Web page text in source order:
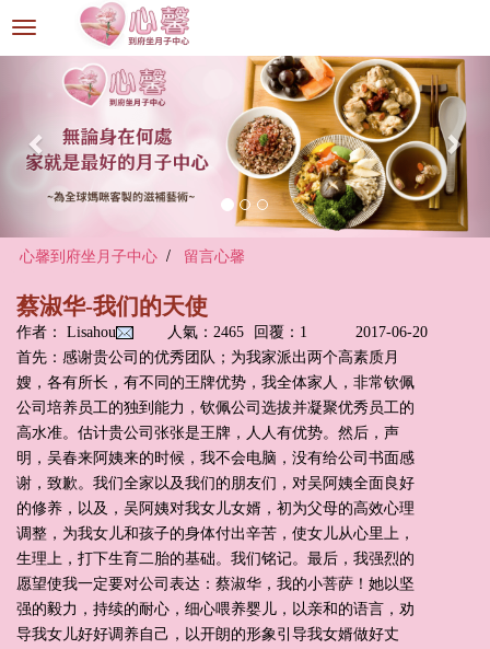
選
單
心馨到府坐月子中心 留言心馨
蔡淑华-我们的天使
作者： Lisahou 人氣：2465 回覆：1
2017-06-20
首先：感谢贵公司的优秀团队；为我家派出两个高素质月
嫂，各有所长，有不同的王牌优势，我全体家人，非常钦佩
公司培养员工的独到能力，钦佩公司选拔并凝聚优秀员工的
高水准。估计贵公司张张是王牌，人人有优势。然后，声
明，吴春来阿姨来的时候，我不会电脑，没有给公司书面感
谢，致歉。我们全家以及我们的朋友们，对吴阿姨全面良好
的修养，以及，吴阿姨对我女儿女婿，初为父母的高效心理
调整，为我女儿和孩子的身体付出辛苦，使女儿从心里上，
生理上，打下生育二胎的基础。我们铭记。最后，我强烈的
愿望使我一定要对公司表达：蔡淑华，我的小菩萨！她以坚
强的毅力，持续的耐心，细心喂养婴儿，以亲和的语言，劝
导我女儿好好调养自己，以开朗的形象引导我女婿做好丈